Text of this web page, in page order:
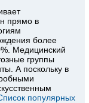
прямо в
более
Медицинский
группы
А поскольку в
популярных